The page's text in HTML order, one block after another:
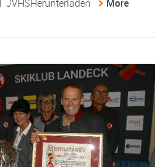
JVHSHerunterladen
More